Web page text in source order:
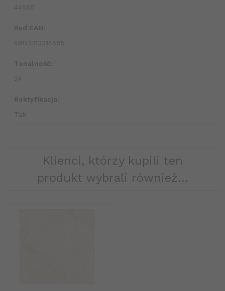
44565
Kod EAN:
5903313314565
Tonalność:
24
Rektyfikacja:
Tak
Klienci, którzy kupili ten
produkt wybrali również...